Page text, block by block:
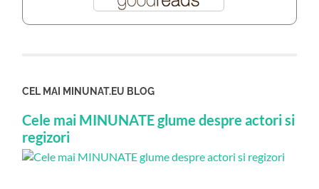
CEL MAI MINUNAT.EU BLOG
Cele mai MINUNATE glume despre actori si
regizori